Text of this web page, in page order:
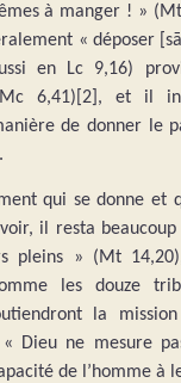
à manger ! »
« déposer
en Lc 9,16)
6,41)[2], et il
de donner le
qui se donne et
il resta
pleins » (Mt
les douze
la
Dieu ne mesure
de l’homme à